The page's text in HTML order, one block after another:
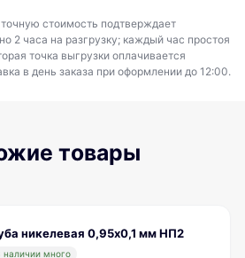
стоимость подтверждает
2 часа на разгрузку; каждый час простоя
точка выгрузки оплачивается
в день заказа при оформлении до 12:00.
товары
никелевая 0,95х0,1 мм НП2
наличии много